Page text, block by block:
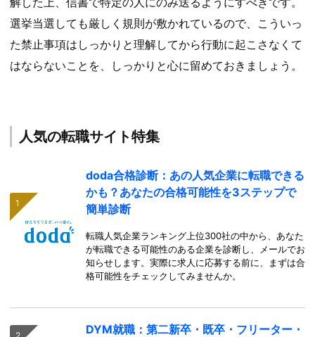
選挙当選しても厳しく規則が敷かれているので、こういっ
た禁止事項はしっかりと理解してから行動に起こさなくて
はならないことを、しっかりと心に留めておきましょう。
人気の転職サイト特集
doda合格診断：あの人気企業に転職できる
かも？あなたの合格可能性を3ステップで
簡単診断
転職人気企業ランキング上位300社の中から、あなた
が転職できる可能性のある企業を診断し、メールでお
知らせします。実際に求人に応募する前に、まずは合
格可能性をチェックしてみませんか。
DYM就職：第二新卒・既卒・フリーター・